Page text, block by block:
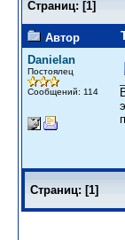
Страниц: [1]
Автор
Danielan
Постоялец
Сообщений: 114
Страниц: [1]